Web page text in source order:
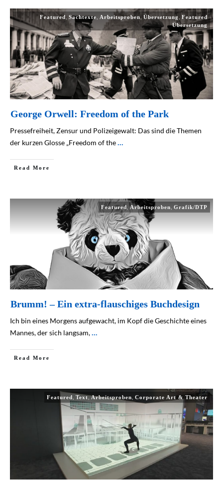
Featured Sachtexte Arbeitsproben Übersetzung
Featured
Übersetzung
George Orwell: Freedom of the Park
Pressefreiheit, Zensur und Polizeigewalt: Das sind die Themen
der kurzen Glosse „Freedom of the ...
Read More
Featured ,Arbeitsproben Grafik/DTP
Brumm! – Ein extra-flauschiges Buchdesign
Ich bin eines Morgens aufgewacht, im Kopf die Geschichte eines
Mannes, der sich langsam, ...
Read More
Featured Text,Arbeitsproben Corporate Art & Theater